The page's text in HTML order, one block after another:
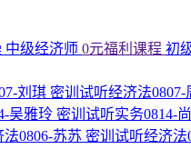
中级经济师 0元福利课程 初
刘琪 密训试听经济法0807-
吴雅玲 密训试听实务0814-
0806-苏苏 密训试听经济法